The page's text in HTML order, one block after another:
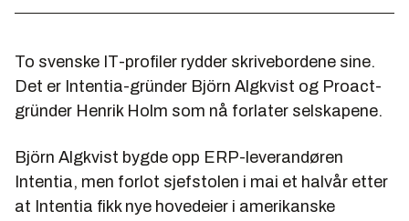
To svenske IT-profiler rydder skrivebordene sine.
Det er Intentia-gründer Björn Algkvist og Proact-
gründer Henrik Holm som nå forlater selskapene.
Björn Algkvist bygde opp ERP-leverandøren
Intentia, men forlot sjefstolen i mai et halvår etter
at Intentia fikk nye hovedeier i amerikanske